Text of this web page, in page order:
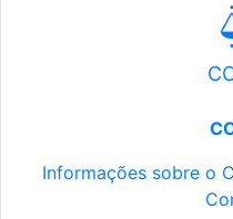
Informações sobre o